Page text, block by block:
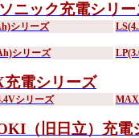
ニック充電シリー
シリーズ
シリーズ
電シリーズ
シリーズ
（旧日立）充電